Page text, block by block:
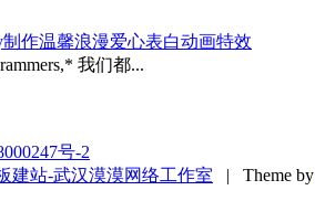
作温馨浪漫爱心表白动画特效
我们都...
号-2
建站-武汉漠漠网络工作室
| Theme by